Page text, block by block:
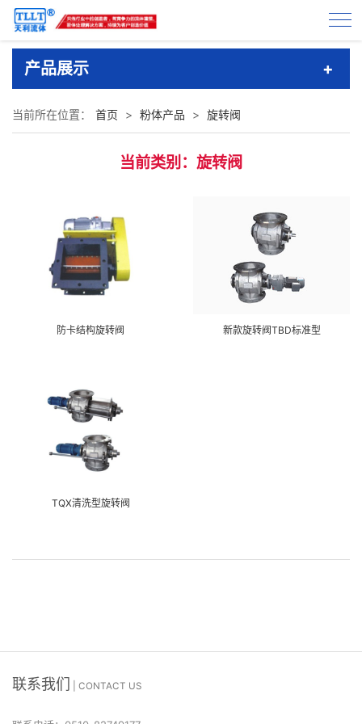
产品展示
当前所在位置： 首页 > 粉体产品 > 旋转阀
当前类别：旋转阀
防卡结构旋转阀 新款旋转阀TBD标准型
TQX清洗型旋转阀
联系我们 | CONTACT US